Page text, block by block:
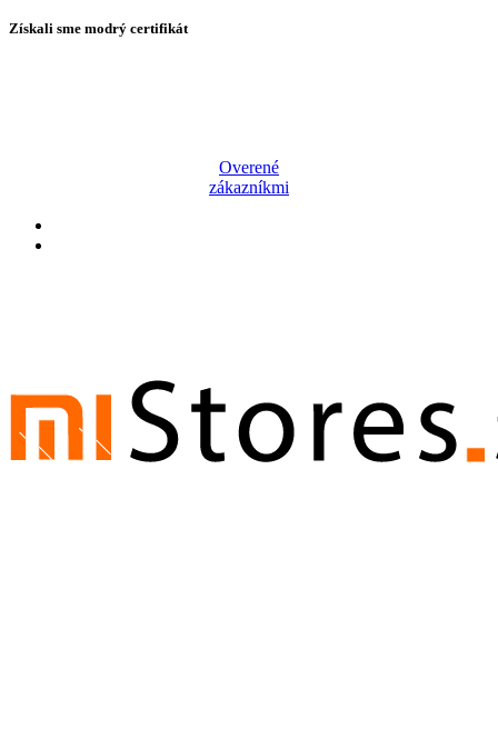
Získali sme modrý certifikát
Overené
zákazníkmi